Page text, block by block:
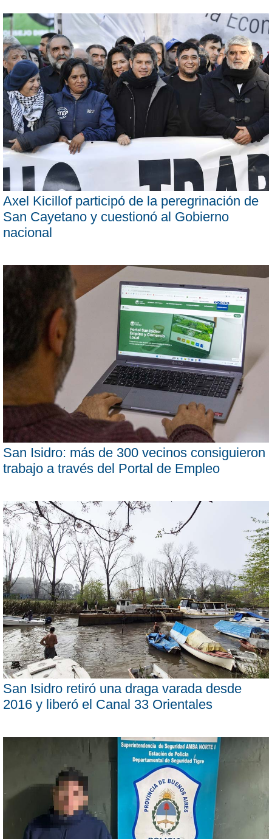
Axel Kicillof participó de la peregrinación de
San Cayetano y cuestionó al Gobierno
nacional
San Isidro: más de 300 vecinos consiguieron
trabajo a través del Portal de Empleo
San Isidro retiró una draga varada desde
2016 y liberó el Canal 33 Orientales